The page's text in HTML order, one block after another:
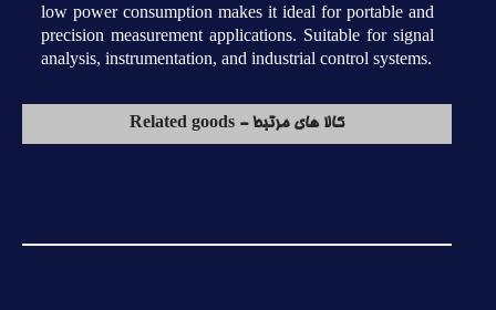
low power consumption makes it ideal for portable and
precision measurement applications. Suitable for signal
analysis, instrumentation, and industrial control systems.
کالا های مرتبط - Related goods